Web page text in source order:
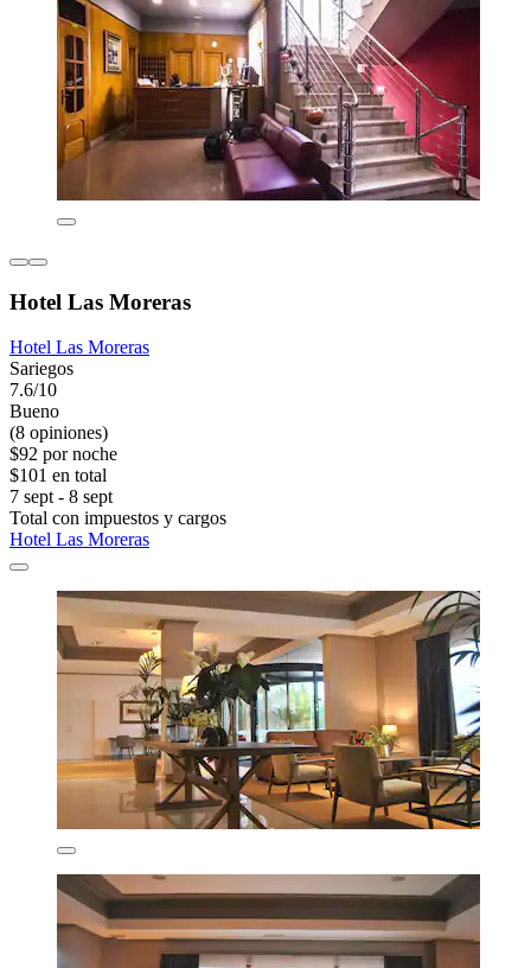
Hotel Las Moreras
Hotel Las Moreras
Sariegos
7.6/10
Bueno
(8 opiniones)
$92 por noche
$101 en total
7 sept - 8 sept
Total con impuestos y cargos
Hotel Las Moreras